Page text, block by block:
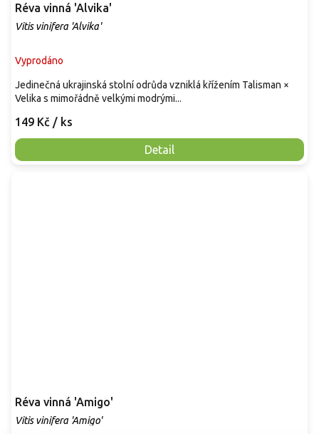
Réva vinná 'Alvika'
Vitis vinifera 'Alvika'
Vyprodáno
149 Kč / ks
Detail
Jedinečná ukrajinská stolní odrůda vzniklá křížením Talisman ×
Velika s mimořádně velkými modrými...
Réva vinná 'Amigo'
Vitis vinifera 'Amigo'